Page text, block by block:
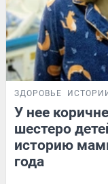
ЗДОРОВЬЕ
У нее
шестеро
историю
года